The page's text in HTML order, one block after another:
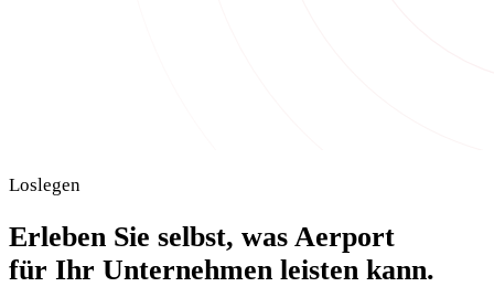
Loslegen
Erleben Sie selbst, was Aerport
für Ihr Unternehmen leisten kann.